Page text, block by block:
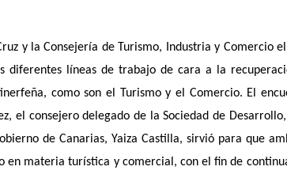
y la Consejería de Turismo, Industria y Comercio
diferentes líneas de trabajo de cara a la
como son el Turismo y el Comercio. El
el consejero delegado de la Sociedad de
de Canarias, Yaiza Castilla, sirvió para que
en materia turística y comercial, con el fin de